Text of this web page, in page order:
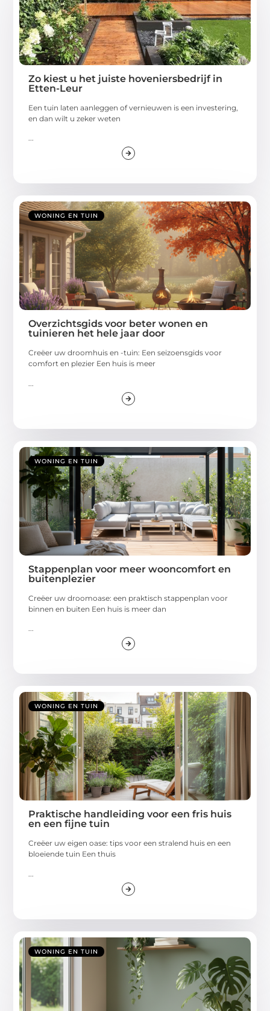
Zo kiest u het juiste hoveniersbedrijf in
Etten-Leur
Een tuin laten aanleggen of vernieuwen is een investering,
en dan wilt u zeker weten
...
WONING EN TUIN
Overzichtsgids voor beter wonen en
tuinieren het hele jaar door
Creëer uw droomhuis en -tuin: Een seizoensgids voor
comfort en plezier Een huis is meer
WONING EN TUIN
Stappenplan voor meer wooncomfort en
buitenplezier
Creëer uw droomoase: een praktisch stappenplan voor
binnen en buiten Een huis is meer dan
...
WONING EN TUIN
Praktische handleiding voor een fris huis
en een fijne tuin
Creëer uw eigen oase: tips voor een stralend huis en een
bloeiende tuin Een thuis
WONING EN TUIN